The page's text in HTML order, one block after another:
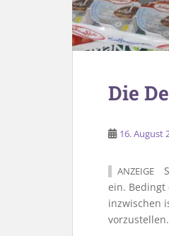
Die
16. August
ANZEIGE
ein. Bedingt
inzwischen
vorzustellen.